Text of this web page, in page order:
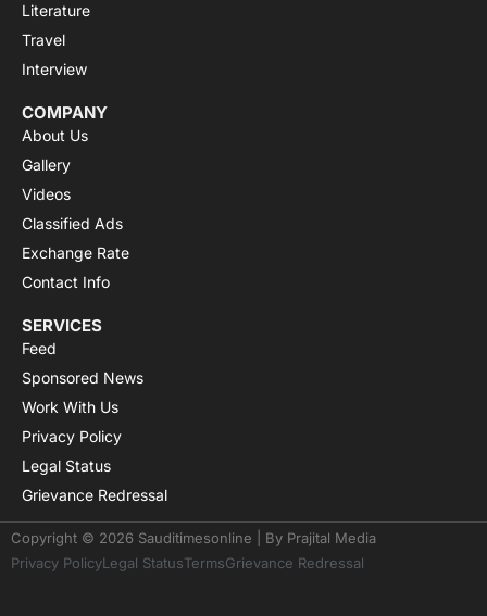
Literature
Travel
Interview
COMPANY
About Us
Gallery
Videos
Classified Ads
Exchange Rate
Contact Info
SERVICES
Feed
Sponsored News
Work With Us
Privacy Policy
Legal Status
Grievance Redressal
Copyright © 2026 Sauditimesonline | By Prajital Media
Privacy PolicyLegal StatusTermsGrievance Redressal